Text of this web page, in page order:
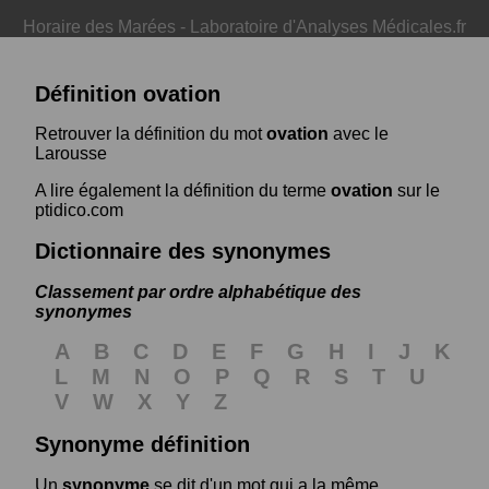
Horaire des Marées - Laboratoire d'Analyses Médicales.fr
Définition ovation
Retrouver la définition du motovation avec le
Larousse
A lire également la définition du terme ovation sur le
ptidico.com
Dictionnaire des synonymes
Classement par ordre alphabétique des
synonymes
A B C D E F G H I J
K
L
M N O P Q R S T
U
V
W X Y
Z
Synonyme définition
Un synonyme se dit d'un mot qui a la même